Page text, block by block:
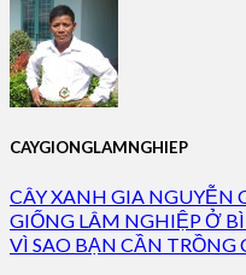
CAYGIONGLAMNGHIEP
CÂY XANH GIA NGUYỄN
GIỐNG LÂM NGHIỆP Ở
VÌ SAO BẠN CẦN